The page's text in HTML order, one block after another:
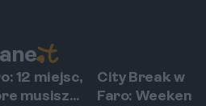
12 miejsc,
musisz
Faro
City Break w
Faro: Weekend